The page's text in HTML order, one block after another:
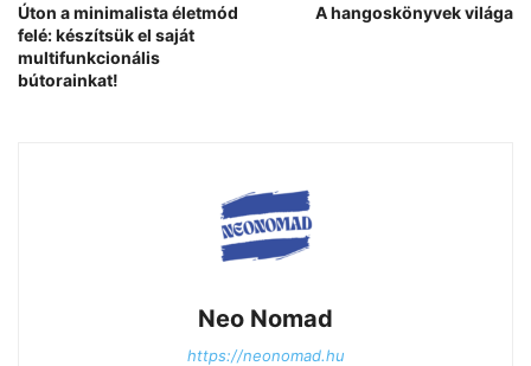
Úton a minimalista életmód
felé: készítsük el saját
multifunkcionális
bútorainkat!
A hangoskönyvek világa
Neo Nomad
https://neonomad.hu